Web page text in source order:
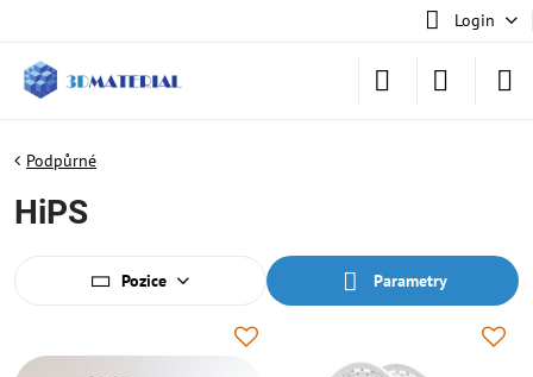
Login
Podpůrné
HiPS
Pozice Parametry